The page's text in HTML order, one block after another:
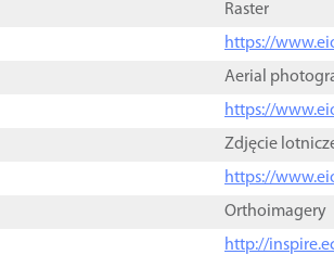
Raster
https://
Aerial
https://
Zdjęcie
https://
Orthoimagery
http://